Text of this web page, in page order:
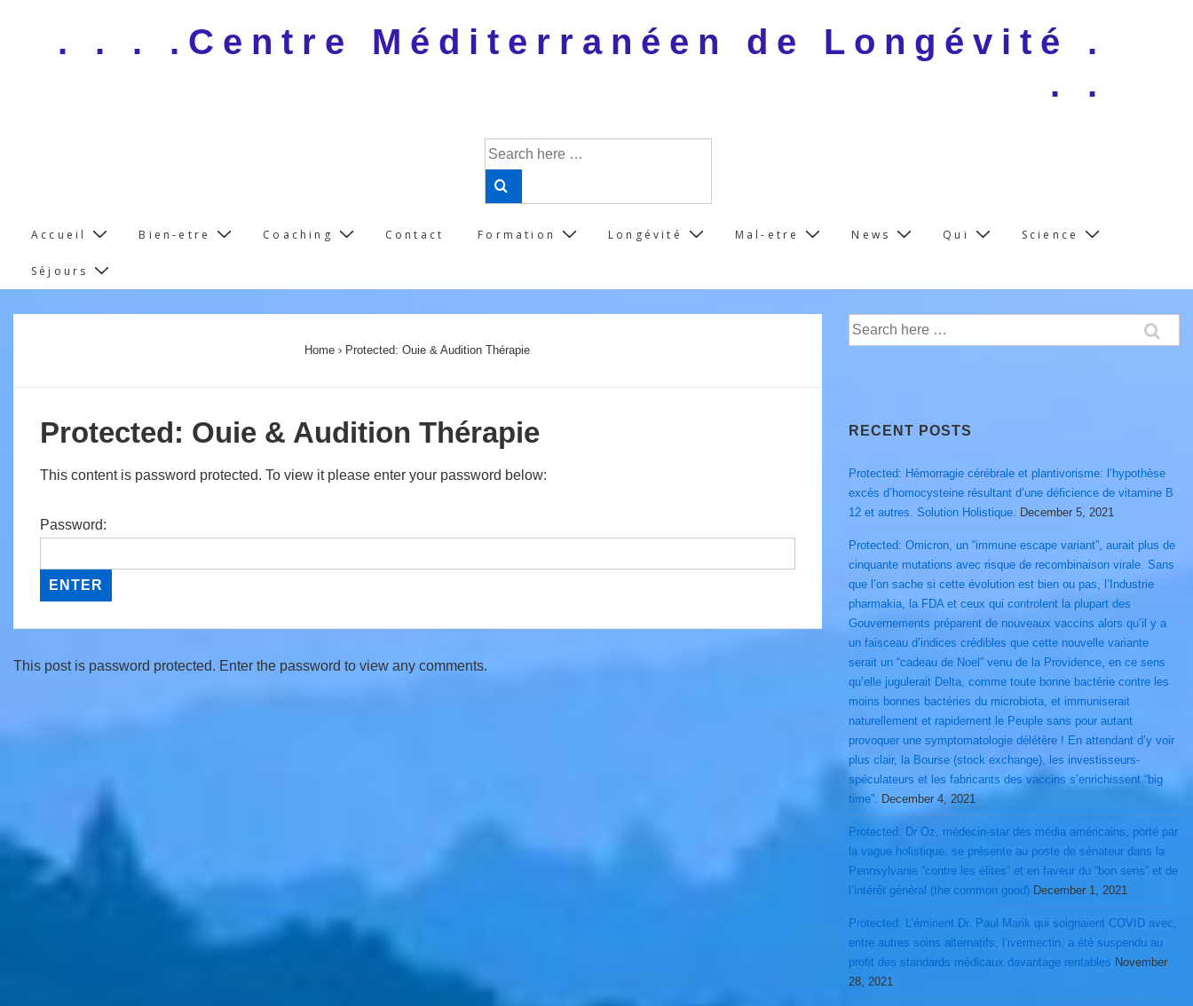
. . . .Centre Méditerranéen de Longévité .
. .
Search
for:
Main
Navigation
Accueil Bien-etre Coaching Contact Formation Longévité Mal-etre News Qui Science
Séjours
Home › Protected: Ouie & Audition Thérapie
Protected: Ouie & Audition Thérapie
This content is password protected. To view it please enter your password below:
Password:
This post is password protected. Enter the password to view any comments.
Search
for:
RECENT POSTS
Protected: Hémorragie cérébrale et plantivorisme: l’hypothèse
excès d’homocysteine résultant d’une déficience de vitamine B
12 et autres. Solution Holistique. December 5, 2021
Protected: Omicron, un “immune escape variant”, aurait plus de
cinquante mutations avec risque de recombinaison virale. Sans
que l’on sache si cette évolution est bien ou pas, l’Industrie
pharmakia, la FDA et ceux qui controlent la plupart des
Gouvernements préparent de nouveaux vaccins alors qu’il y a
un faisceau d’indices crédibles que cette nouvelle variante
serait un “cadeau de Noel” venu de la Providence, en ce sens
qu’elle jugulerait Delta, comme toute bonne bactérie contre les
moins bonnes bactéries du microbiota, et immuniserait
naturellement et rapidement le Peuple sans pour autant
provoquer une symptomatologie délétère ! En attendant d’y voir
plus clair, la Bourse (stock exchange), les investisseurs-
spéculateurs et les fabricants des vaccins s’enrichissent “big
time”. December 4, 2021
Protected: Dr Oz, médecin-star des média américains, porté par
la vague holistique, se présente au poste de sénateur dans la
Pennsylvanie “contre les élites” et en faveur du “bon sens” et de
l’intérêt général (the common good) December 1, 2021
Protected: L’éminent Dr. Paul Marik qui soignaient COVID avec,
entre autres soins alternatifs, l’ivermectin, a été suspendu au
profit des standards médicaux davantage rentables November
28, 2021